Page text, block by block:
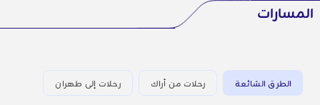
المسارات
الطرق الشائعة رحلات من أراك رحلات إلى طهران